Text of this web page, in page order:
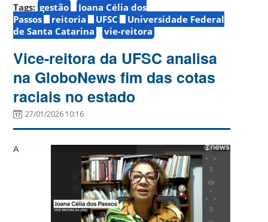
Tags: gestão
Joana Célia dos
Passos
reitoria UFSC
Universidade Federal
de Santa Catarina
vie-reitora
Vice-reitora da UFSC analisa
na GloboNews fim das cotas
raciais no estado
27/01/2026 10:16
A